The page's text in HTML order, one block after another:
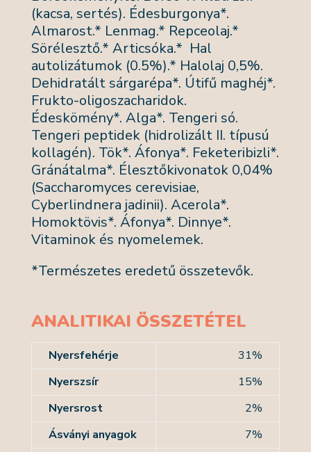
(kacsa, sertés). Édesburgonya*.
Almarost.* Lenmag.* Repceolaj.*
Sörélesztő.* Articsóka.* Hal
autolizátumok (0.5%).* Halolaj 0,5%.
Dehidratált sárgarépa*. Útifű maghéj*.
Frukto-oligoszacharidok.
Édeskömény*. Alga*. Tengeri só.
Tengeri peptidek (hidrolizált II. típusú
kollagén). Tök*. Áfonya*. Feketeribizli*.
Gránátalma*. Élesztőkivonatok 0,04%
(Saccharomyces cerevisiae,
Cyberlindnera jadinii). Acerola*.
Homoktövis*. Áfonya*. Dinnye*.
Vitaminok és nyomelemek.
*Természetes eredetű összetevők.
ANALITIKAI ÖSSZETÉTEL
Nyersfehérje
31%
Nyerszsír
15%
Nyersrost
2%
Ásványi anyagok
7%